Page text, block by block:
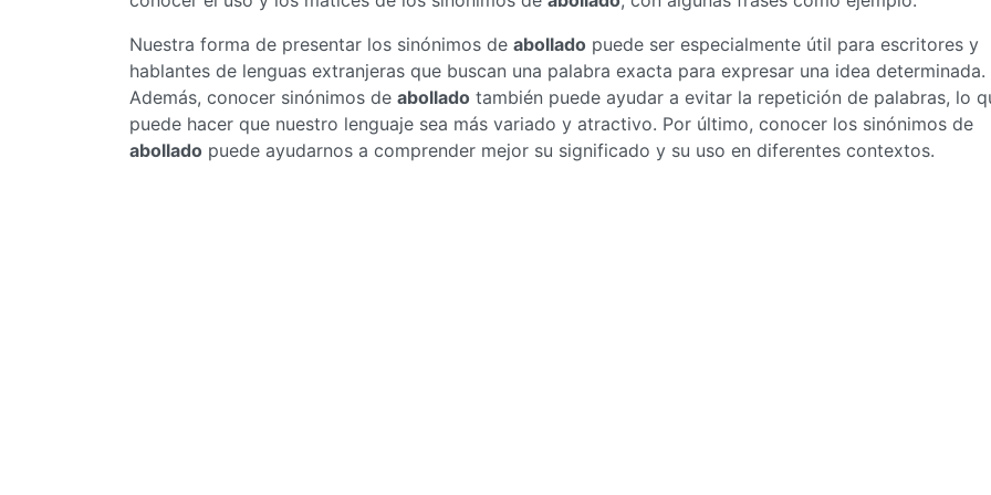
Nuestra forma de presentar los sinónimos de abollado puede ser especialmente útil para escritores y
hablantes de lenguas extranjeras que buscan una palabra exacta para expresar una idea determinada.
Además, conocer sinónimos de abollado también puede ayudar a evitar la repetición de palabras, lo
puede hacer que nuestro lenguaje sea más variado y atractivo. Por último, conocer los sinónimos de
abollado puede ayudarnos a comprender mejor su significado y su uso en diferentes contextos.